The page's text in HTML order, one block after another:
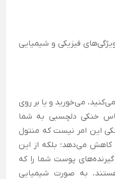
فیزیکی و شیمیایی
می‌خورید و یا بر روی
خنکی دلچسبی به شما
این امر نیست که منتول
می‌دهد؛ بلکه از این
پوست شما را که
به صورت شیمیایی